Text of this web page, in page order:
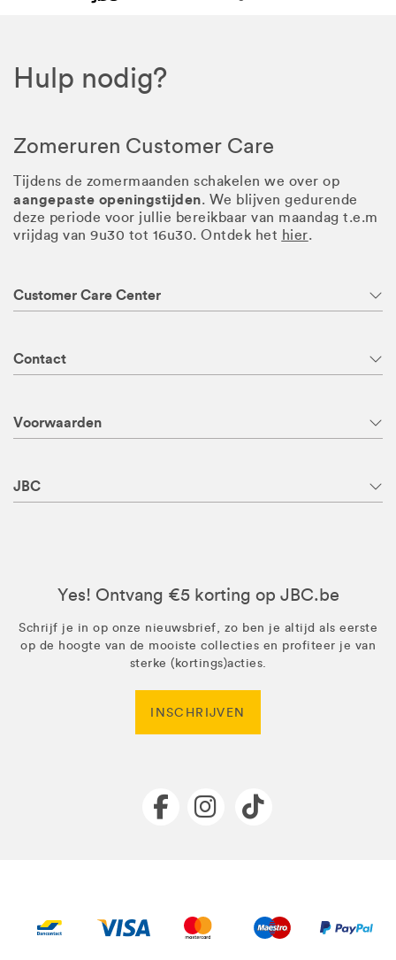
Hulp nodig?
Zomeruren Customer Care
Tijdens de zomermaanden schakelen we over op
aangepaste openingstijden. We blijven gedurende
deze periode voor jullie bereikbaar van maandag t.e.m
vrijdag van 9u30 tot 16u30. Ontdek het hier.
Customer Care Center
Contact
Voorwaarden
JBC
Yes! Ontvang €5 korting op JBC.be
Schrijf je in op onze nieuwsbrief, zo ben je altijd als eerste
op de hoogte van de mooiste collecties en profiteer je van
sterke (kortings)acties.
INSCHRIJVEN